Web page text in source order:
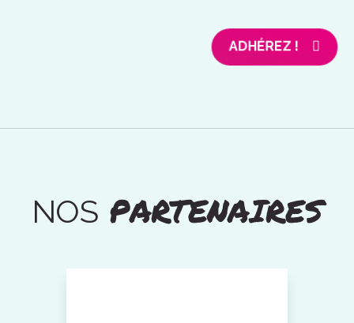
ADHÉREZ !
NOSPARTENAIRES